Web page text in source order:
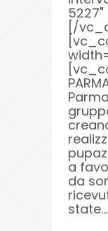
[/
a
da
state...